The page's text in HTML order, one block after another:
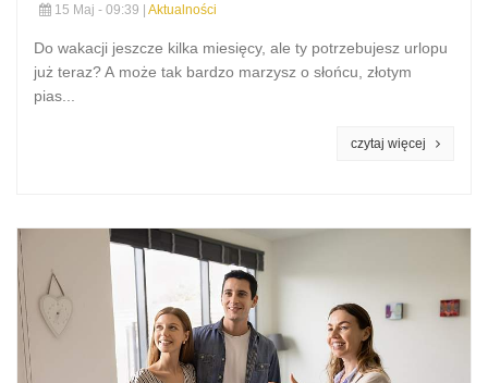
15 Maj - 09:39 | Aktualności
Do wakacji jeszcze kilka miesięcy, ale ty potrzebujesz urlopu
już teraz? A może tak bardzo marzysz o słońcu, złotym
pias...